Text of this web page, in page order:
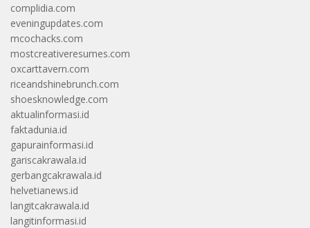
complidia.com
eveningupdates.com
mcochacks.com
mostcreativeresumes.com
oxcarttavern.com
riceandshinebrunch.com
shoesknowledge.com
aktualinformasi.id
faktadunia.id
gapurainformasi.id
gariscakrawala.id
gerbangcakrawala.id
helvetianews.id
langitcakrawala.id
langitinformasi.id